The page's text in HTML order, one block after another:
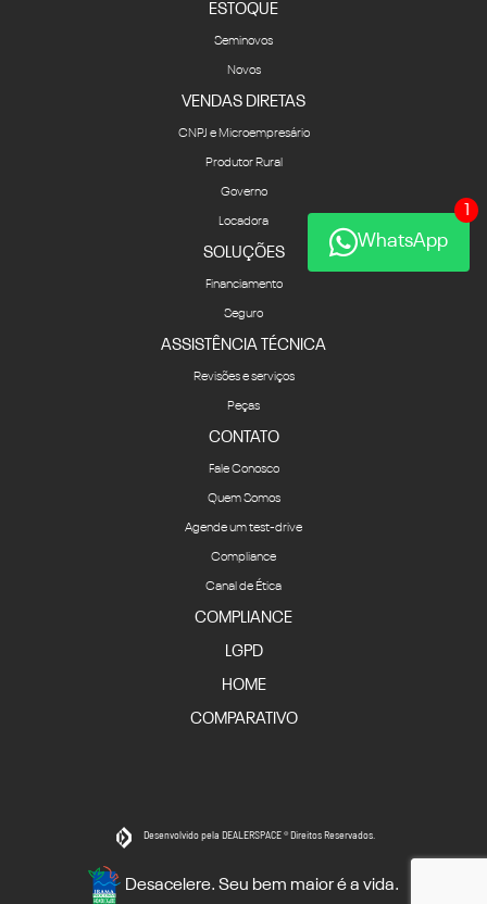
ESTOQUE
Seminovos
Novos
VENDAS DIRETAS
CNPJ e Microempresário
Produtor Rural
Governo
Locadora
SOLUÇÕES
Financiamento
Seguro
ASSISTÊNCIA TÉCNICA
Revisões e serviços
Peças
CONTATO
Fale Conosco
Quem Somos
Agende um test-drive
Compliance
Canal de Ética
COMPLIANCE
LGPD
HOME
COMPARATIVO
Desenvolvido pela DEALERSPACE ® Direitos Reservados.
Desacelere. Seu bem maior é a vida.
WhatsApp